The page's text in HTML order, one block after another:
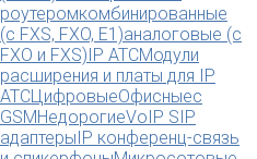
роутеромкомбинированные
(c FXS, FXO, E1)аналоговые (с
FXO и FXS)IP АТСМодули
расширения и платы для IP
АТСЦифровыеОфисныес
GSMНедорогиеVoIP SIP
адаптерыIP конференц-связь